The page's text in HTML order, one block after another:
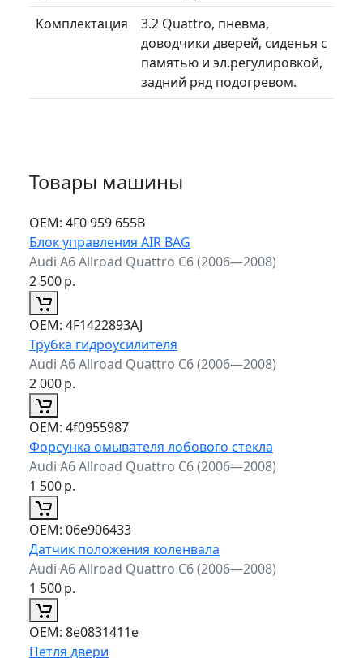
Комплектация
3.2 Quattro, пневма,
доводчики дверей, сиденья с
памятью и эл.регулировкой,
задний ряд подогревом.
Товары машины
ОЕМ: 4F0 959 655B
Блок управления AIR BAG
Audi A6 Allroad Quattro C6 (2006—2008)
2 500р.
ОЕМ: 4F1422893AJ
Трубка гидроусилителя
Audi A6 Allroad Quattro C6 (2006—2008)
2 000р.
ОЕМ: 4f0955987
Форсунка омывателя лобового стекла
Audi A6 Allroad Quattro C6 (2006—2008)
1 500р.
ОЕМ: 06e906433
Датчик положения коленвала
Audi A6 Allroad Quattro C6 (2006—2008)
1 500р.
ОЕМ: 8e0831411e
Петля двери